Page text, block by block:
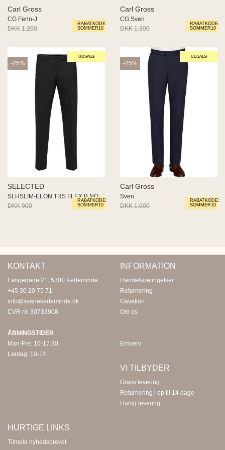
MODA
RABATKODE:
SOMMER10
Carl Gross
CG Fenn-J
DKK 1.200
DKK 900
RABATKODE:
SOMMER10
Carl Gross
CG Sven
DKK 1.300
DKK 975
UDSALG
RABATKODE:
SOMMER10
-25%
SELECTED
SLHSLIM-ELON TRS FLEX B NOOS
DKK 900
DKK 675
UDSALG
RABATKODE:
SOMMER10
-25%
Carl Gross
Sven
DKK 1.000
DKK 750
KONTAKT
Langegade 21, 5300 Kerteminde
+45 30 20 75 71
info@svanekerteminde.dk
CVR nr. 30733908
ÅBNINGSTIDER
Man-Fre: 10-17.30
Lørdag: 10-14
INFORMATION
Handelsbetingelser
Returnering
Gavekort
Om os
Erhverv
VI TILBYDER
Gratis levering
Returnering i op til 14 dage
Hurtig levering
HURTIGE LINKS
Tilmeld nyhedsbrevet